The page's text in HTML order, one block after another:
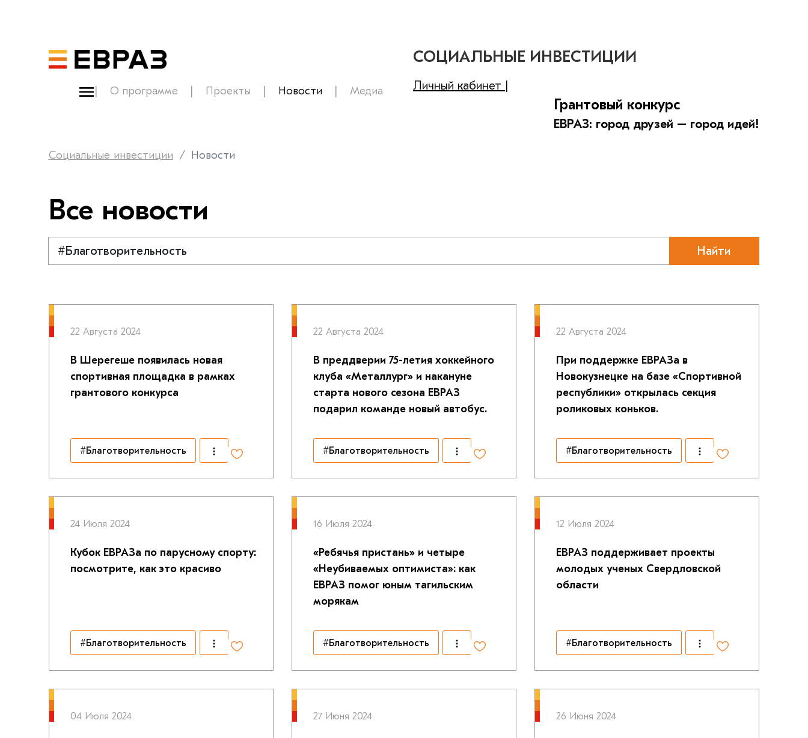
СОЦИАЛЬНЫЕ ИНВЕСТИЦИИ
О программе Проекты Новости Медиа Личный кабинет |
Грантовый конкурс
ЕВРАЗ: город друзей – город идей!
Социальные инвестиции Новости
Все новости
Найти
22 Августа 2024
В Шерегеше появилась новая
спортивная площадка в рамках
грантового конкурса
#Благотворительность
22 Августа 2024
В преддверии 75-летия хоккейного
клуба «Металлург» и накануне
старта нового сезона ЕВРАЗ
подарил команде новый автобус.
#Благотворительность
22 Августа 2024
При поддержке ЕВРАЗа в
Новокузнецке на базе «Спортивной
республики» открылась секция
роликовых коньков.
#Благотворительность
24 Июля 2024
Кубок ЕВРАЗа по парусному спорту:
посмотрите, как это красиво
#Благотворительность
16 Июля 2024
«Ребячья пристань» и четыре
«Неубиваемых оптимиста»: как
ЕВРАЗ помог юным тагильским
морякам
#Благотворительность
12 Июля 2024
ЕВРАЗ поддерживает проекты
молодых ученых Свердловской
области
#Благотворительность
04 Июля 2024 27 Июня 2024 26 Июня 2024